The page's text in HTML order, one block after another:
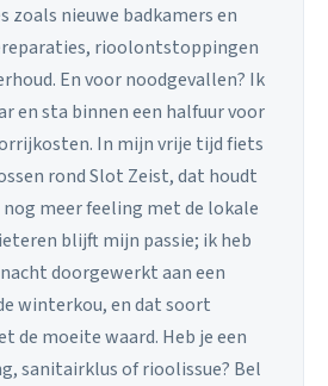
nieuwe badkamers en
rioolontstoppingen
En voor noodgevallen? Ik
en sta binnen een halfuur voor
In mijn vrije tijd fiets
rond Slot Zeist, dat houdt
meer feeling met de lokale
blijft mijn passie; ik heb
doorgewerkt aan een
winterkou, en dat soort
de moeite waard. Heb je een
sanitairklus of rioolissue? Bel